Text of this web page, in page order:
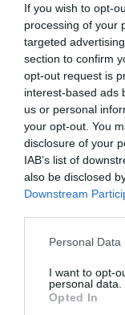
If you wish to opt-
processing of your
targeted
section to confirm
opt-out request is
interest-based ads
us or personal
your opt-out. You
disclosure of your
IAB’s list of
also be disclosed
Downstream
Please note that
not limited to your
grant or deny
use your data for
Personal
I want to opt-
personal data.
Opted In
Eddig a
Nem engedek
készül. Mindenből
táskát. Akár
darabról -, akár a
van szó. Az sem
nálam, a saját
alól csupán egy
jógatáskáimat.
Nem változott a
minden vevőnek
meglazul a varrás,
vagy elromlott a